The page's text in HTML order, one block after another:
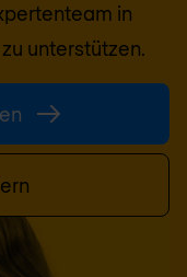
in
unterstützen.